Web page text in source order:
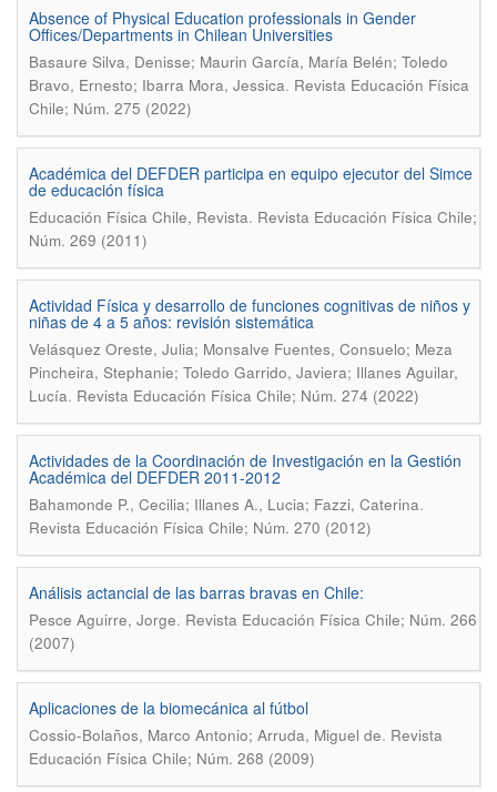
Absence of Physical Education professionals in Gender
Offices/Departments in Chilean Universities
Basaure Silva, Denisse; Maurin García, María Belén; Toledo
Bravo, Ernesto; Ibarra Mora, Jessica. Revista Educación Física
Chile; Núm. 275 (2022)
Académica del DEFDER participa en equipo ejecutor del Simce
de educación física
Educación Física Chile, Revista. Revista Educación Física Chile;
Núm. 269 (2011)
Actividad Física y desarrollo de funciones cognitivas de niños y
niñas de 4 a 5 años: revisión sistemática
Velásquez Oreste, Julia; Monsalve Fuentes, Consuelo; Meza
Pincheira, Stephanie; Toledo Garrido, Javiera; Illanes Aguilar,
Lucía. Revista Educación Física Chile; Núm. 274 (2022)
Actividades de la Coordinación de Investigación en la Gestión
Académica del DEFDER 2011-2012
Bahamonde P., Cecilia; Illanes A., Lucia; Fazzi, Caterina.
Revista Educación Física Chile; Núm. 270 (2012)
Análisis actancial de las barras bravas en Chile:
Pesce Aguirre, Jorge. Revista Educación Física Chile; Núm. 266
(2007)
Aplicaciones de la biomecánica al fútbol
Cossio-Bolaños, Marco Antonio; Arruda, Miguel de. Revista
Educación Física Chile; Núm. 268 (2009)